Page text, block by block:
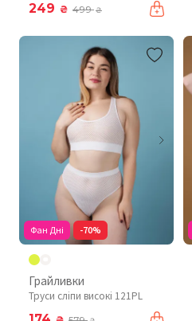
249 ₴ 499₴
Фан Дні -70%
Грайливки
Труси сліпи високі 121PL